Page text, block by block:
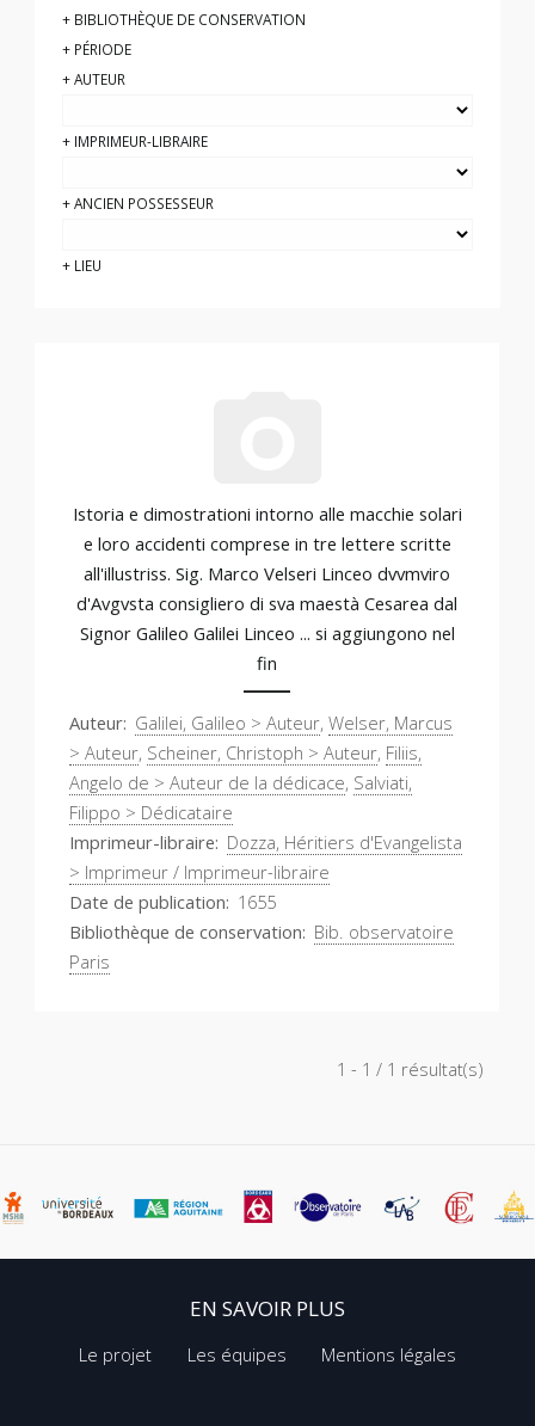
Istoria e dimostrationi intorno alle macchie solari
e loro accidenti comprese in tre lettere scritte
all'illustriss. Sig. Marco Velseri Linceo dvvmviro
d'Avgvsta consigliero di sva maestà Cesarea dal
Signor Galileo Galilei Linceo ... si aggiungono nel
fin
Auteur Galilei, Galileo > Auteur,Welser, Marcus
> Auteur, Scheiner, Christoph > Auteur, Filiis,
Angelo de > Auteur de la dédicace, Salviati,
Filippo > Dédicataire
Imprimeur-libraire Dozza, Héritiers d'Evangelista
> Imprimeur / Imprimeur-libraire
Date de publication 1655
Bibliothèque de conservation Bib. observatoire
Paris
1 - 1 / 1 résultat(s)
BIBLIOTHÈQUE DE CONSERVATION
PÉRIODE
AUTEUR
IMPRIMEUR-LIBRAIRE
ANCIEN POSSESSEUR
LIEU
EN SAVOIR PLUS
Le projet Les équipes Mentions légales